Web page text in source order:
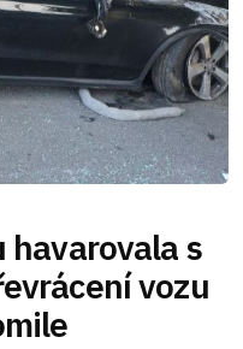
havarovala s
vozu